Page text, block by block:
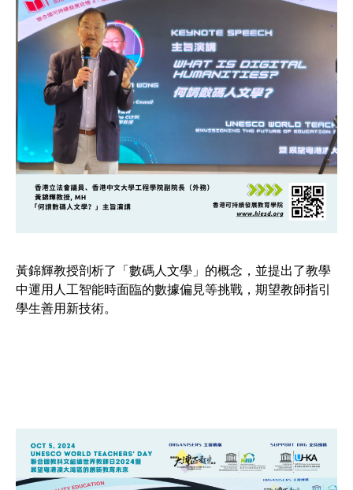
黃錦輝教授剖析了「數碼人文學」的概念，並提出了教學
中運用人工智能時面臨的數據偏見等挑戰，期望教師指引
學生善用新技術。